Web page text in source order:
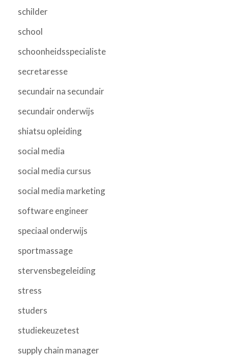
schilder
school
schoonheidsspecialiste
secretaresse
secundair na secundair
secundair onderwijs
shiatsu opleiding
social media
social media cursus
social media marketing
software engineer
speciaal onderwijs
sportmassage
stervensbegeleiding
stress
studers
studiekeuzetest
supply chain manager